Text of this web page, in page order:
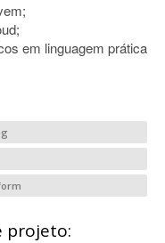
em linguagem prática
projeto: